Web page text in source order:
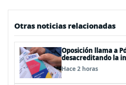
Otras noticias relacionadas
Oposición llama a
desacreditando la
estadística del país
Hace 2 horas